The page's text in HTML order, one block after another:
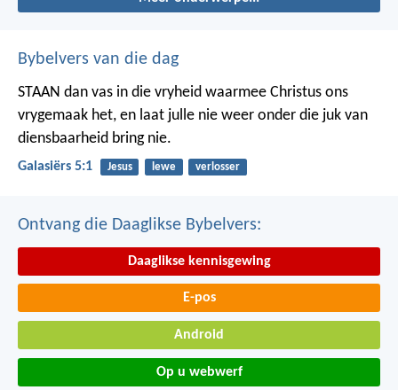
Bybelvers van die dag
STAAN dan vas in die vryheid waarmee Christus ons
vrygemaak het, en laat julle nie weer onder die juk van
diensbaarheid bring nie.
Galasiërs 5:1 Jesus lewe verlosser
Ontvang die Daaglikse Bybelvers:
Daaglikse kennisgewing
E-pos
Android
Op u webwerf